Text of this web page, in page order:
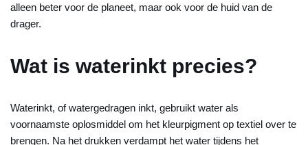
alleen beter voor de planeet, maar ook voor de huid van de
drager.
Wat is waterinkt precies?
Waterinkt, of watergedragen inkt, gebruikt water als
voornaamste oplosmiddel om het kleurpigment op textiel over te
brengen. Na het drukken verdampt het water tijdens het